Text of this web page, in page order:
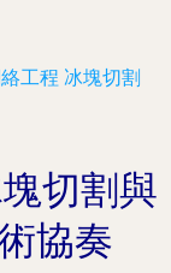
工程 冰塊切割
切割與
協奏